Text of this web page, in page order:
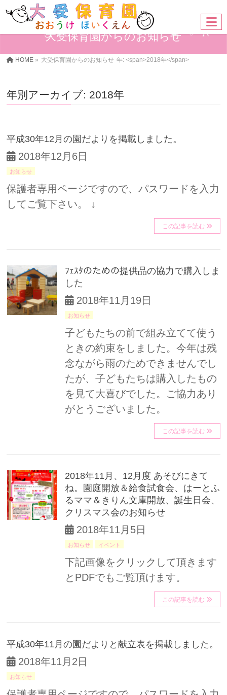
大受保育園からのお知らせ
HOME » 大受保育園からのお知らせ 年: <span>2018年</span>
年別アーカイブ: 2018年
平成30年12月の園だよりを掲載しました。
2018年12月6日
お知らせ
保護者専用ページですので、パスワードを入力
してご覧下さい。 ↓
この記事を読む
ﾌｪｽﾀのための提供品の協力で購入しま
した
2018年11月19日
お知らせ
子どもたちの前で組み立てて使う
ときの約束をしました。今年は残
念ながら雨のためできませんでし
たが、子どもたちは購入したもの
を見て大喜びでした。ご協力あり
がとうございました。
この記事を読む
2018年11月、12月度 あそびにきて
ね。園庭開放＆給食試食会、はーとふ
るママ＆きりん文庫開放、誕生日会、
クリスマス会のお知らせ
2018年11月5日
お知らせ イベント
下記画像をクリックして頂きます
とPDFでもご覧頂けます。
この記事を読む
平成30年11月の園だよりと献立表を掲載しました。
2018年11月2日
お知らせ